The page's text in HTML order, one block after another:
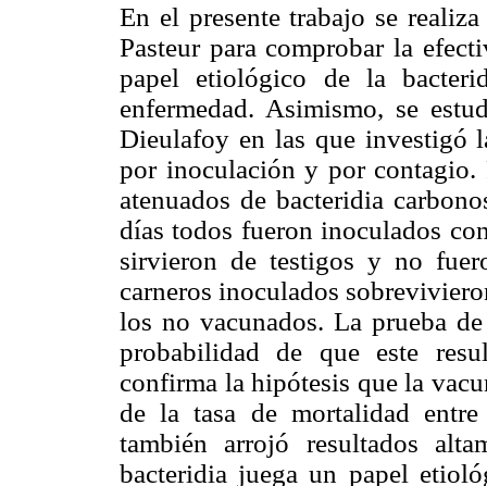
En el presente trabajo se
Pasteur para comprobar la
papel etiológico de la
enfermedad. Asimismo, se
Dieulafoy en las que investigó
por inoculación y por contagio.
atenuados de bacteridia
días todos fueron inoculados
sirvieron de testigos y no
carneros inoculados
los no vacunados. La prueba
probabilidad de que este
confirma la hipótesis que la
de la tasa de mortalidad
también arrojó resultados
bacteridia juega un papel